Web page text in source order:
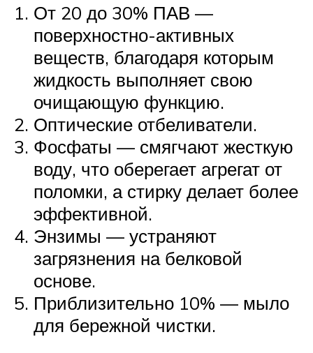
От 20 до 30% ПАВ —
поверхностно-активных
веществ, благодаря которым
жидкость выполняет свою
очищающую функцию.
Оптические отбеливатели.
Фосфаты — смягчают жесткую
воду, что оберегает агрегат от
поломки, а стирку делает более
эффективной.
Энзимы — устраняют
загрязнения на белковой
основе.
Приблизительно 10% — мыло
для бережной чистки.